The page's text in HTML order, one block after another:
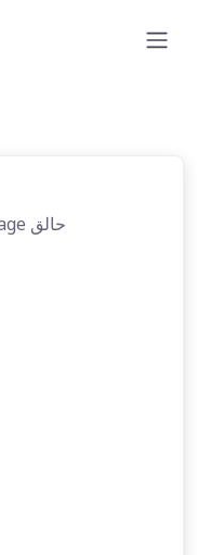
English-Ottoman Turkish language حالق